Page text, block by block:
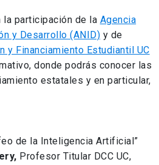
la participación de la Agencia
y Desarrollo (ANID) y de
y Financiamiento Estudiantil UC
donde podrás conocer las
estatales y en particular,
de la Inteligencia Artificial”
Profesor Titular DCC UC,